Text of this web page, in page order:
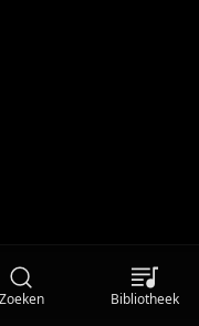
Zoeken Bibliotheek